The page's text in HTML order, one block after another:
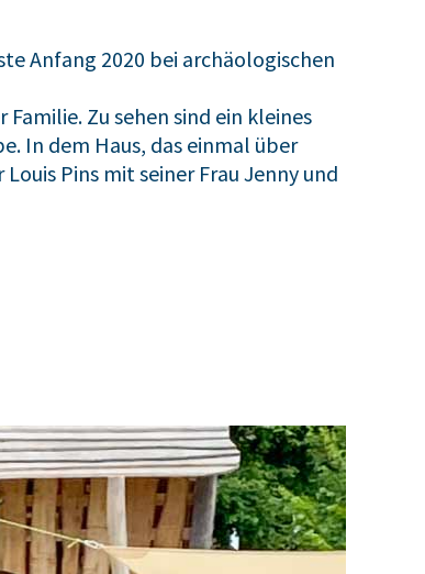
Anfang 2020 bei archäologischen
Zu sehen sind ein kleines
In dem Haus, das einmal über
Pins mit seiner Frau Jenny und